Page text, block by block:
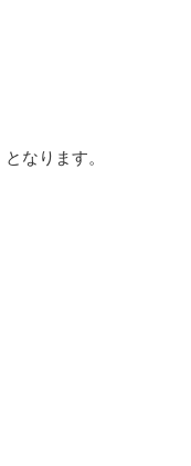
なります。